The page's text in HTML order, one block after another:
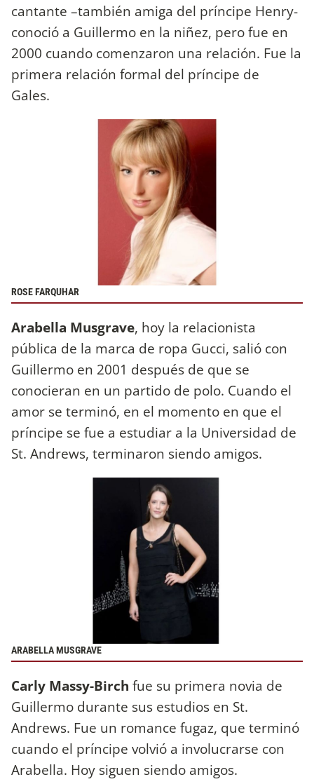
cantante –también amiga del príncipe Henry-
conoció a Guillermo en la niñez, pero fue en
2000 cuando comenzaron una relación. Fue la
primera relación formal del príncipe de
Gales.
ROSE FARQUHAR
Arabella Musgrave, hoy la relacionista
pública de la marca de ropa Gucci, salió con
Guillermo en 2001 después de que se
conocieran en un partido de polo. Cuando el
amor se terminó, en el momento en que el
príncipe se fue a estudiar a la Universidad de
St. Andrews, terminaron siendo amigos.
ARABELLA MUSGRAVE
Carly Massy-Birch fue su primera novia de
Guillermo durante sus estudios en St.
Andrews. Fue un romance fugaz, que terminó
cuando el príncipe volvió a involucrarse con
Arabella. Hoy siguen siendo amigos.